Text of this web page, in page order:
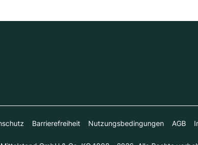
Barrierefreiheit Nutzungsbedingungen AGB